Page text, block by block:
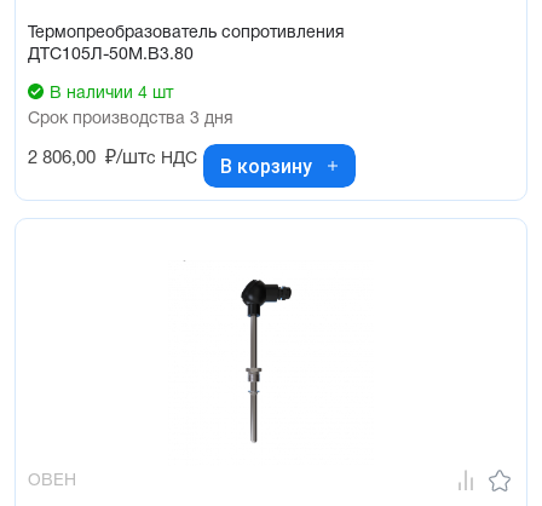
Термопреобразователь сопротивления
ДТС105Л-50М.В3.80
В наличии 4 шт
Срок производства 3 дня
2 806,00 ₽/штс НДС В корзину
ОВЕН